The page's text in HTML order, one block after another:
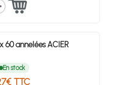
60 annelées ACIER
En stock
TTC